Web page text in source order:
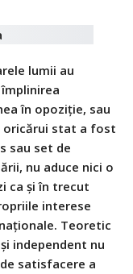
lumii au
în opoziţie, sau
oricărui stat a fost
sau set de
nu aduce nici o
ca şi în trecut
interese
Teoretic
independent nu
satisfacere a